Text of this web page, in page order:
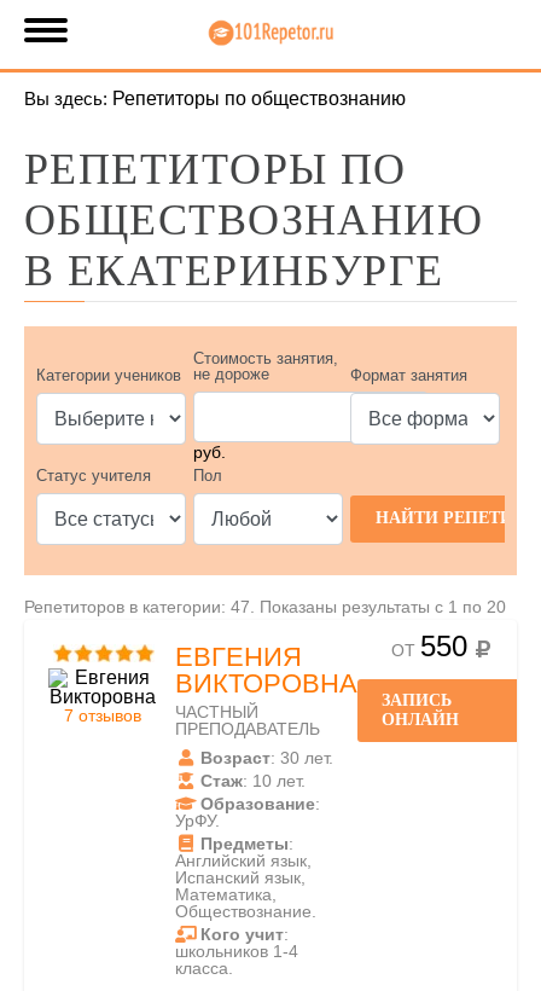
Вы здесь: Репетиторы по обществознанию
РЕПЕТИТОРЫ ПО
ОБЩЕСТВОЗНАНИЮ
В ЕКАТЕРИНБУРГЕ
Категории учеников
Стоимость занятия,
не дороже
руб.
Формат занятия
Статус учителя Пол
Репетиторов в категории: 47. Показаны результаты с 1 по 20
7 отзывов
ЕВГЕНИЯ
ВИКТОРОВНА
ЧАСТНЫЙ
ПРЕПОДАВАТЕЛЬ
Возраст: 30 лет.
Стаж: 10 лет.
Образование:
УрФУ.
Предметы:
Английский язык,
Испанский язык,
Математика,
Обществознание.
Кого учит:
школьников 1-4
класса.
ОТ 550
ЗАПИСЬ
ОНЛАЙН